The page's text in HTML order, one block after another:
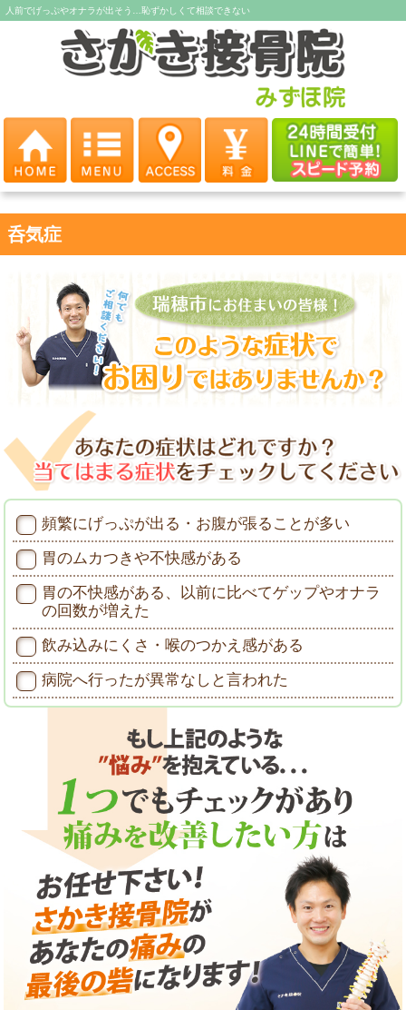
人前でげっぷやオナラが出そう…恥ずかしくて相談できない
呑気症
頻繁にげっぷが出る・お腹が張ることが多い
胃のムカつきや不快感がある
胃の不快感がある、以前に比べてゲップやオナラ
の回数が増えた
飲み込みにくさ・喉のつかえ感がある
病院へ行ったが異常なしと言われた